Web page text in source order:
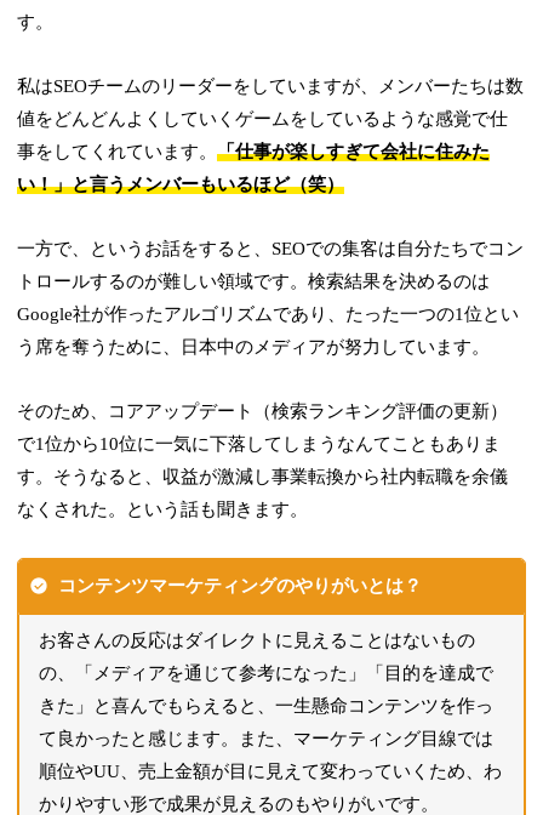
す。
私はSEOチームのリーダーをしていますが、メンバーたちは数
値をどんどんよくしていくゲームをしているような感覚で仕
事をしてくれています。「仕事が楽しすぎて会社に住みた
い！」と言うメンバーもいるほど（笑）
一方で、というお話をすると、SEOでの集客は自分たちでコン
トロールするのが難しい領域です。検索結果を決めるのは
Google社が作ったアルゴリズムであり、たった一つの1位とい
う席を奪うために、日本中のメディアが努力しています。
そのため、コアアップデート（検索ランキング評価の更新）
で1位から10位に一気に下落してしまうなんてこともありま
す。そうなると、収益が激減し事業転換から社内転職を余儀
なくされた。という話も聞きます。
コンテンツマーケティングのやりがいとは？
お客さんの反応はダイレクトに見えることはないもの
の、「メディアを通じて参考になった」「目的を達成で
きた」と喜んでもらえると、一生懸命コンテンツを作っ
て良かったと感じます。また、マーケティング目線では
順位やUU、売上金額が目に見えて変わっていくため、わ
かりやすい形で成果が見えるのもやりがいです。